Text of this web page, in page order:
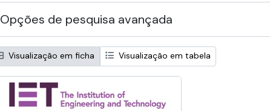
Opções de pesquisa avançada
Visualização em ficha Visualização em tabela